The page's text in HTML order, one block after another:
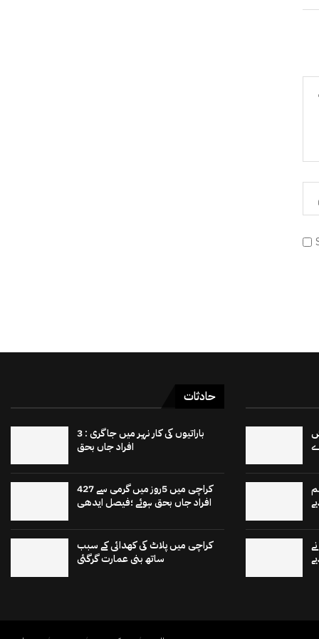
حادثات
باراتیوں کی کار نہر میں جاگری : 3
افراد جاں بحق
کراچی میں 5روز میں گرمی سے 427
افراد جاں بحق ہوئے ؛فیصل ایدھی
کراچی میں پلاٹ کی کھدائی کے سبب
ساتھ بنی عمارت گرگئی
برٹش